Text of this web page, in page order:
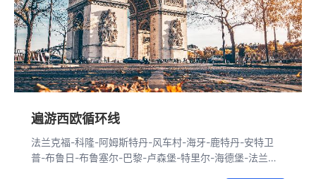
遍游西欧循环线
法兰克福-科隆-阿姆斯特丹-风车村-海牙-鹿特丹-安特卫
普-布鲁日-布鲁塞尔-巴黎-卢森堡-特里尔-海德堡-法兰克